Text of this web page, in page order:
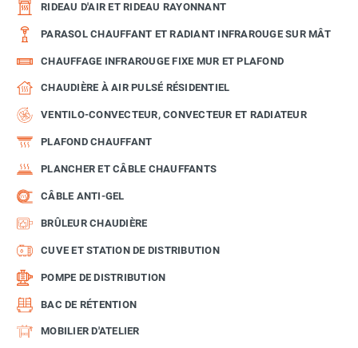
RIDEAU D'AIR ET RIDEAU RAYONNANT
PARASOL CHAUFFANT ET RADIANT INFRAROUGE SUR MÂT
CHAUFFAGE INFRAROUGE FIXE MUR ET PLAFOND
CHAUDIÈRE À AIR PULSÉ RÉSIDENTIEL
VENTILO-CONVECTEUR, CONVECTEUR ET RADIATEUR
PLAFOND CHAUFFANT
PLANCHER ET CÂBLE CHAUFFANTS
CÂBLE ANTI-GEL
BRÛLEUR CHAUDIÈRE
CUVE ET STATION DE DISTRIBUTION
POMPE DE DISTRIBUTION
BAC DE RÉTENTION
MOBILIER D'ATELIER